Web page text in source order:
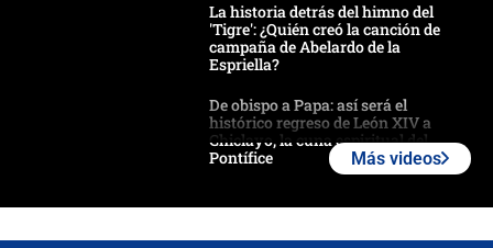
La historia detrás del himno del
'Tigre': ¿Quién creó la canción de
campaña de Abelardo de la
Espriella?
De obispo a Papa: así será el
histórico regreso de León XIV a
Chiclayo, la cuna espiritual del
Pontífice
sacerdote en la posesión de Abelardo
Más videos